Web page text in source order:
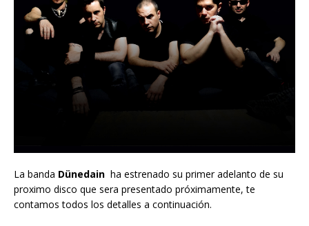
La banda Dünedain ha estrenado su primer adelanto de su
proximo disco que sera presentado próximamente, te
contamos todos los detalles a continuación.